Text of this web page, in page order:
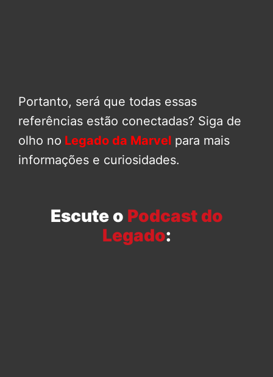
Portanto, será que todas essas
referências estão conectadas? Siga de
olho no Legado da Marvel para mais
informações e curiosidades.
Escute o Podcast do
Legado: